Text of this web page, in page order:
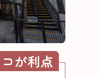
が利点